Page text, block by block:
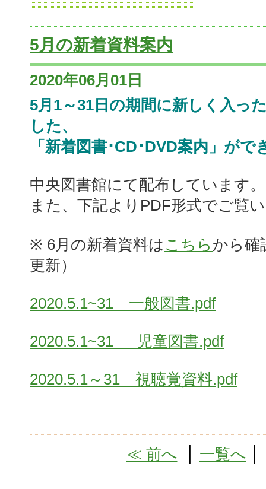
5月の新着資料案内
2020年06月01日
5月1～31日の期間に新しく入っ
した、
「新着図書･CD･DVD案内」がで
中央図書館にて配布しています。
また、下記よりPDF形式でご覧
※ 6月の新着資料は こちら から確
更新）
2020.5.1~31 一般図書.pdf
2020.5.1~31 児童図書.pdf
2020.5.1～31 視聴覚資料.pdf
≪ 前へ 一覧へ